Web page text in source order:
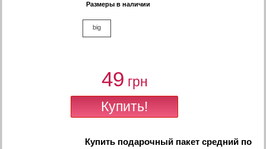
Размеры в наличии
big
49 грн
Купить подарочный пакет средний по